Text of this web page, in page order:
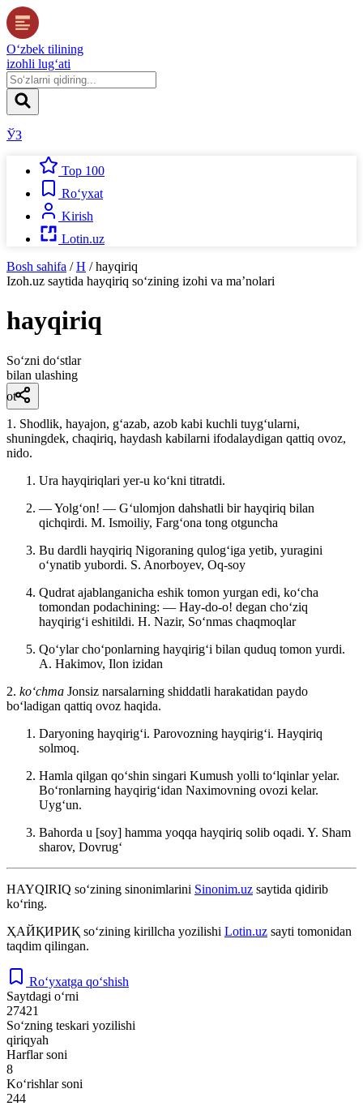
O‘zbek tilining
izohli lug‘ati
ЎЗ
Top 100
Ro‘yxat
Kirish
Lotin.uz
Bosh sahifa / H / hayqiriq
Izoh.uz saytida hayqiriq so‘zining izohi va ma’nolari
hayqiriq
So‘zni do‘stlar
bilan ulashing
ot
1. Shodlik, hayajon, gʻazab, azob kabi kuchli tuygʻularni,
shuningdek, chaqiriq, haydash kabilarni ifodalaydigan qattiq ovoz,
nido.
Ura hayqiriqlari yer-u koʻkni titratdi.
— Yolgʻon! — Gʻulomjon dahshatli bir hayqiriq bilan
qichqirdi. M. Ismoiliy, Fargʻona tong otguncha
Bu dardli hayqiriq Nigoraning qulogʻiga yetib, yuragini
oʻynatib yubordi. S. Anorboyev, Oq-soy
Qudrat ajablanganicha eshik tomon yurgan edi, koʻcha
tomondan podachining: — Hay-do-o! degan choʻziq
hayqirigʻi eshitildi. H. Nazir, Soʻnmas chaqmoqlar
Qoʻylar choʻponlarning hayqirigʻi bilan quduq tomon yurdi.
A. Hakimov, Ilon izidan
2. koʻchma Jonsiz narsalarning shiddatli harakatidan paydo
boʻladigan qattiq ovoz haqida.
Daryoning hayqirigʻi. Parovozning hayqirigʻi. Hayqiriq
solmoq.
Hamla qilgan qoʻshin singari Kumush yolli toʻlqinlar yelar.
Boʻronlarning hayqirigʻidan Naximovning ovozi kelar.
Uygʻun.
Bahorda u [soy] hamma yoqqa hayqiriq solib oqadi. Y. Sham
sharov, Dovrugʻ
HAYQIRIQ so‘zining sinonimlarini Sinonim.uz saytida qidirib
ko‘ring.
ҲАЙҚИРИҚ so‘zining kirillcha yozilishi Lotin.uz sayti tomonidan
taqdim qilingan.
Ro‘yxatga qo‘shish
Saytdagi o‘rni
27421
So‘zning teskari yozilishi
qiriqyah
Harflar soni
8
Ko‘rishlar soni
244